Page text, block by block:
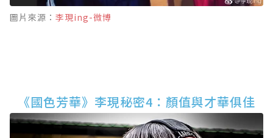
圖片來源： 李現ing-微博
《國色芳華》李現秘密4：顏值與才華俱佳